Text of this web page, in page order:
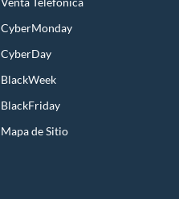
CyberMonday
CyberDay
BlackWeek
BlackFriday
Mapa de Sitio